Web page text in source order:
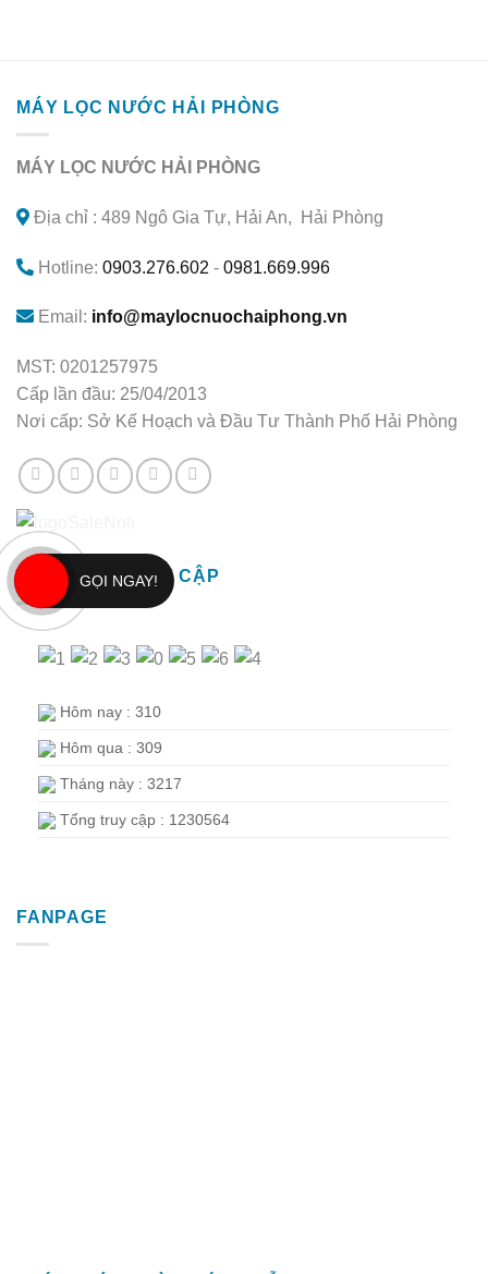
MÁY LỌC NƯỚC HẢI PHÒNG
MÁY LỌC NƯỚC HẢI PHÒNG
Địa chỉ : 489 Ngô Gia Tự, Hải An, Hải Phòng
Hotline: 0903.276.602 - 0981.669.996
Email: info@maylocnuochaiphong.vn
MST: 0201257975
Cấp lần đầu: 25/04/2013
Nơi cấp: Sở Kế Hoạch và Đầu Tư Thành Phố Hải Phòng
THỐNG KÊ TRUY CẬP
Hôm nay : 310
Hôm qua : 309
Tháng này : 3217
Tổng truy cập : 1230564
FANPAGE
GỌI NGAY!